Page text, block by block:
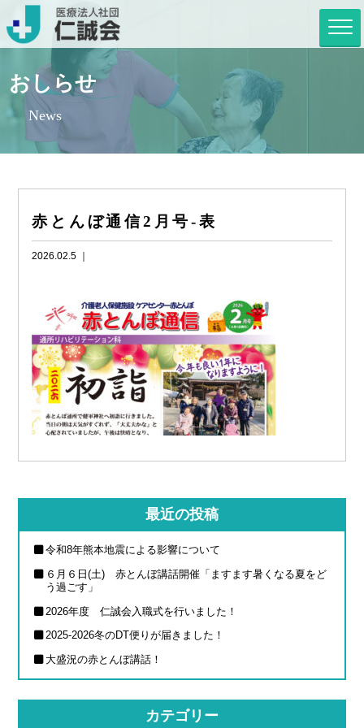
おしらせ
News
赤とんぼ通信2月号-表
2026.02.5 ｜
最近の投稿
令和8年熊本地震による影響について
６月６日(土) 赤とんぼ講話開催「ますます暑くなる夏をど
う過ごす」
2026年度 仁誠会入職式を行いました！
2025-2026冬のDT便りが届きました！
大盛況の赤とんぼ講話！
カテゴリー